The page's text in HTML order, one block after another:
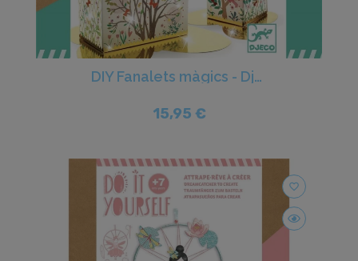
DIY Fanalets màgics - Djeco
15,95 €
favorite_border